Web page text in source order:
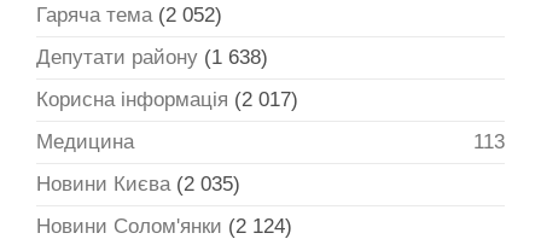
Гаряча тема(2 052)
Депутати району (1 638)
Корисна інформація (2 017)
Медицина
113
Новини Києва(2 035)
Новини Солом'янки (2 124)